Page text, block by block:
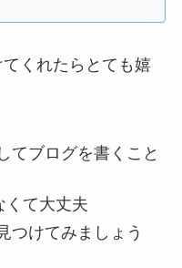
くれたらとても嬉
てブログを書くこと
くて大丈夫
つけてみましょう